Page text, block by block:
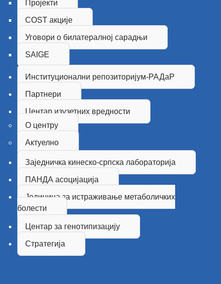
Пројекти
COST акције
Уговори о билатералној сарадњи
SAIGE
Институционални репозиторијум-РАДаР
Партнери
Центар изузетних вредности
О центру
Актуелно
Заједничка кинеско-српска лабораторија
ПАНДА асоцијација
Јединица за истраживање метаболичких
болести
Центар за генотипизацију
Стратегија